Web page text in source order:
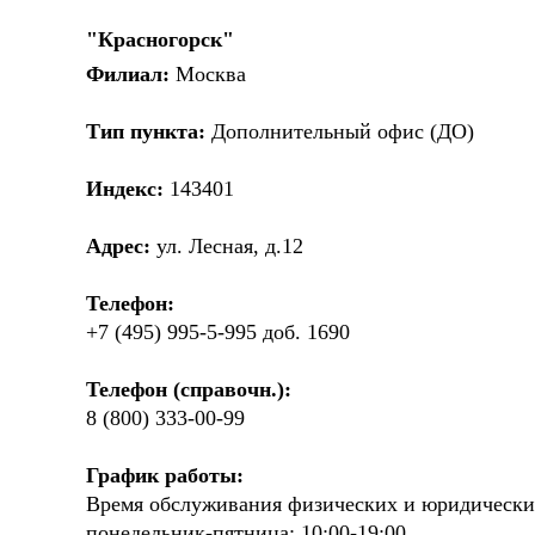
"Красногорск"
Филиал: Москва
Тип пункта: Дополнительный офис (ДО)
Индекс: 143401
Адрес: ул. Лесная, д.12
Телефон:
+7 (495) 995-5-995 доб. 1690
Телефон (справочн.):
8 (800) 333-00-99
График работы:
Время обслуживания физических и